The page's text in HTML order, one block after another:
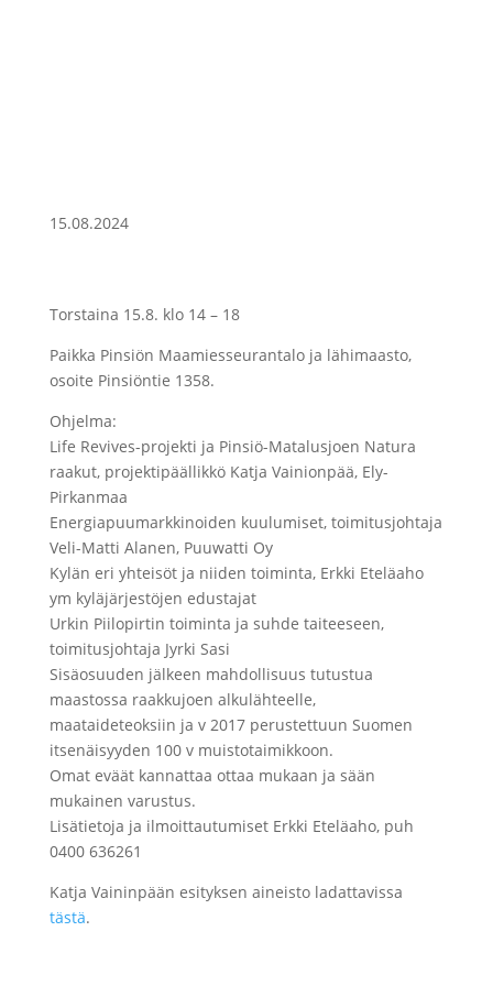
15.08.2024
Torstaina 15.8. klo 14 – 18
Paikka Pinsiön Maamiesseurantalo ja lähimaasto,
osoite Pinsiöntie 1358.
Ohjelma:
Life Revives-projekti ja Pinsiö-Matalusjoen Natura
raakut, projektipäällikkö Katja Vainionpää, Ely-
Pirkanmaa
Energiapuumarkkinoiden kuulumiset, toimitusjohtaja
Veli-Matti Alanen, Puuwatti Oy
Kylän eri yhteisöt ja niiden toiminta, Erkki Eteläaho
ym kyläjärjestöjen edustajat
Urkin Piilopirtin toiminta ja suhde taiteeseen,
toimitusjohtaja Jyrki Sasi
Sisäosuuden jälkeen mahdollisuus tutustua
maastossa raakkujoen alkulähteelle,
maataideteoksiin ja v 2017 perustettuun Suomen
itsenäisyyden 100 v muistotaimikkoon.
Omat eväät kannattaa ottaa mukaan ja sään
mukainen varustus.
Lisätietoja ja ilmoittautumiset Erkki Eteläaho, puh
0400 636261
Katja Vaininpään esityksen aineisto ladattavissa
tästä.